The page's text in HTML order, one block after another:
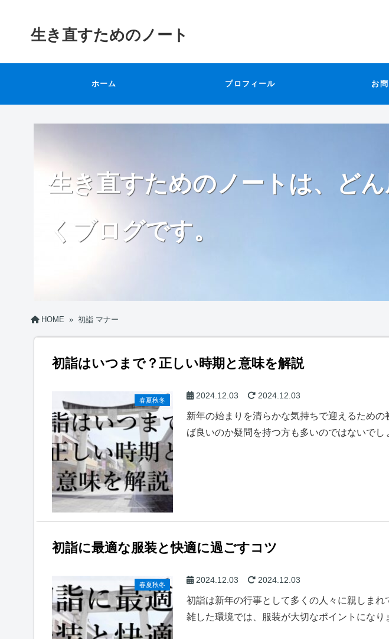
生き直すためのノート
ホーム プロフィール お
生き直すためのノートは、ど
くブログです。
HOME » 初詣 マナー
初詣はいつまで？正しい時期と意味を解説
春夏秋冬 2024.12.03 2024.12.03
新年の始まりを清らかな気持ちで迎えるため
ば良いのか疑問を持つ方も多いのではないで
初詣に最適な服装と快適に過ごすコツ
春夏秋冬 2024.12.03 2024.12.03
初詣は新年の行事として多くの人々に親しまれ
雑した環境では、服装が大切なポイントにな